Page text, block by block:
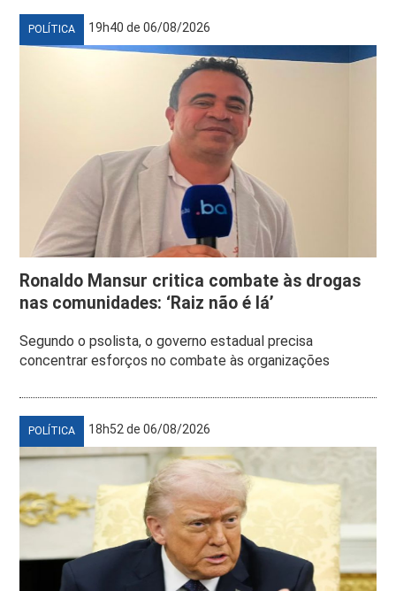
POLÍTICA 19h40 de 06/08/2026
Ronaldo Mansur critica combate às drogas
nas comunidades: ‘Raiz não é lá’
Segundo o psolista, o governo estadual precisa
concentrar esforços no combate às organizações
POLÍTICA 18h52 de 06/08/2026